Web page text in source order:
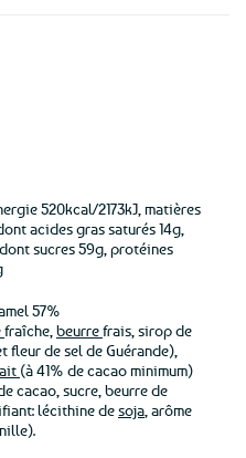
520kcal/2173kJ, matières
acides gras saturés 14g,
sucres 59g, protéines
57%
fraîche, beurrefrais, sirop de
fleur de sel de Guérande),
(à 41% de cacao minimum)
cacao, sucre, beurre de
lécithine desoja , arôme